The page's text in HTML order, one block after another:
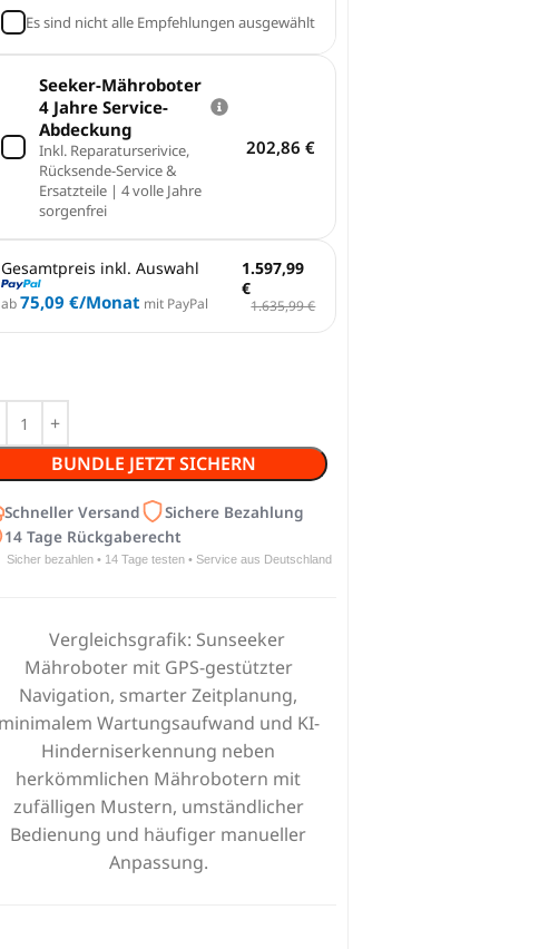
funk­
ti­
ons­
spray
|
Es sind nicht alle Empfehlungen ausgewählt
Seeker-Mähroboter
4 Jahre Service-
Abdeckung
Inkl. Reparaturserivice,
Rücksende-Service &
Ersatzteile | 4 volle Jahre
sorgenfrei
202,86€
Gesamtpreis inkl. Auswahl
ab75,09 €/Monat mit PayPal
1.597,99
€
1.635,99 €
BUNDLE JETZT SICHERN
Schneller Versand
Sichere Bezahlung
14 Tage Rückgaberecht
Sicher bezahlen • 14 Tage testen • Service aus Deutschland